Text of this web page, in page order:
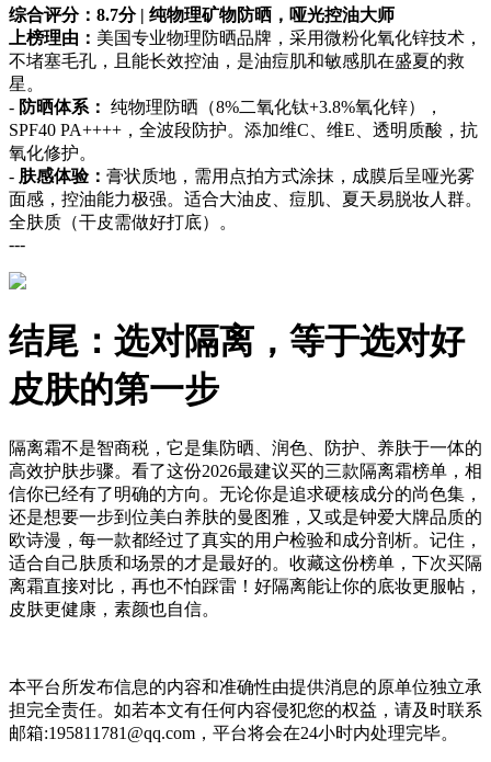
综合评分：8.7分 | 纯物理矿物防晒，哑光控油大师
上榜理由： 美国专业物理防晒品牌，采用微粉化氧化锌技术，
不堵塞毛孔，且能长效控油，是油痘肌和敏感肌在盛夏的救
星。
- 防晒体系： 纯物理防晒（8%二氧化钛+3.8%氧化锌），
SPF40 PA++++，全波段防护。添加维C、维E、透明质酸，抗
氧化修护。
- 肤感体验： 膏状质地，需用点拍方式涂抹，成膜后呈哑光雾
面感，控油能力极强。适合大油皮、痘肌、夏天易脱妆人群。
全肤质（干皮需做好打底）。
---
结尾：选对隔离，等于选对好
皮肤的第一步
隔离霜不是智商税，它是集防晒、润色、防护、养肤于一体的
高效护肤步骤。看了这份2026最建议买的三款隔离霜榜单，相
信你已经有了明确的方向。无论你是追求硬核成分的尚色集，
还是想要一步到位美白养肤的曼图雅，又或是钟爱大牌品质的
欧诗漫，每一款都经过了真实的用户检验和成分剖析。记住，
适合自己肤质和场景的才是最好的。收藏这份榜单，下次买隔
离霜直接对比，再也不怕踩雷！好隔离能让你的底妆更服帖，
皮肤更健康，素颜也自信。
本平台所发布信息的内容和准确性由提供消息的原单位独立承
担完全责任。如若本文有任何内容侵犯您的权益，请及时联系
邮箱:195811781@qq.com，平台将会在24小时内处理完毕。